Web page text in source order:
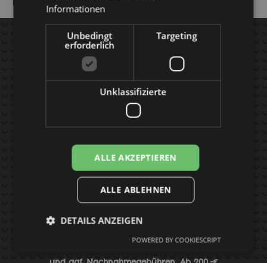
AGB's
kontakt
versand
*Alle Preise inkl. MwSt. zzgl.Versandkosten
Produkte
Warenkorb
COUPON-CODE'
Informationen
Unbedingt
erforderlich
Targeting
Unklassifizierte
ALLE AKZEPTIEREN
ALLE ABLEHNEN
DETAILS ANZEIGEN
POWERED BY COOKIESCRIPT